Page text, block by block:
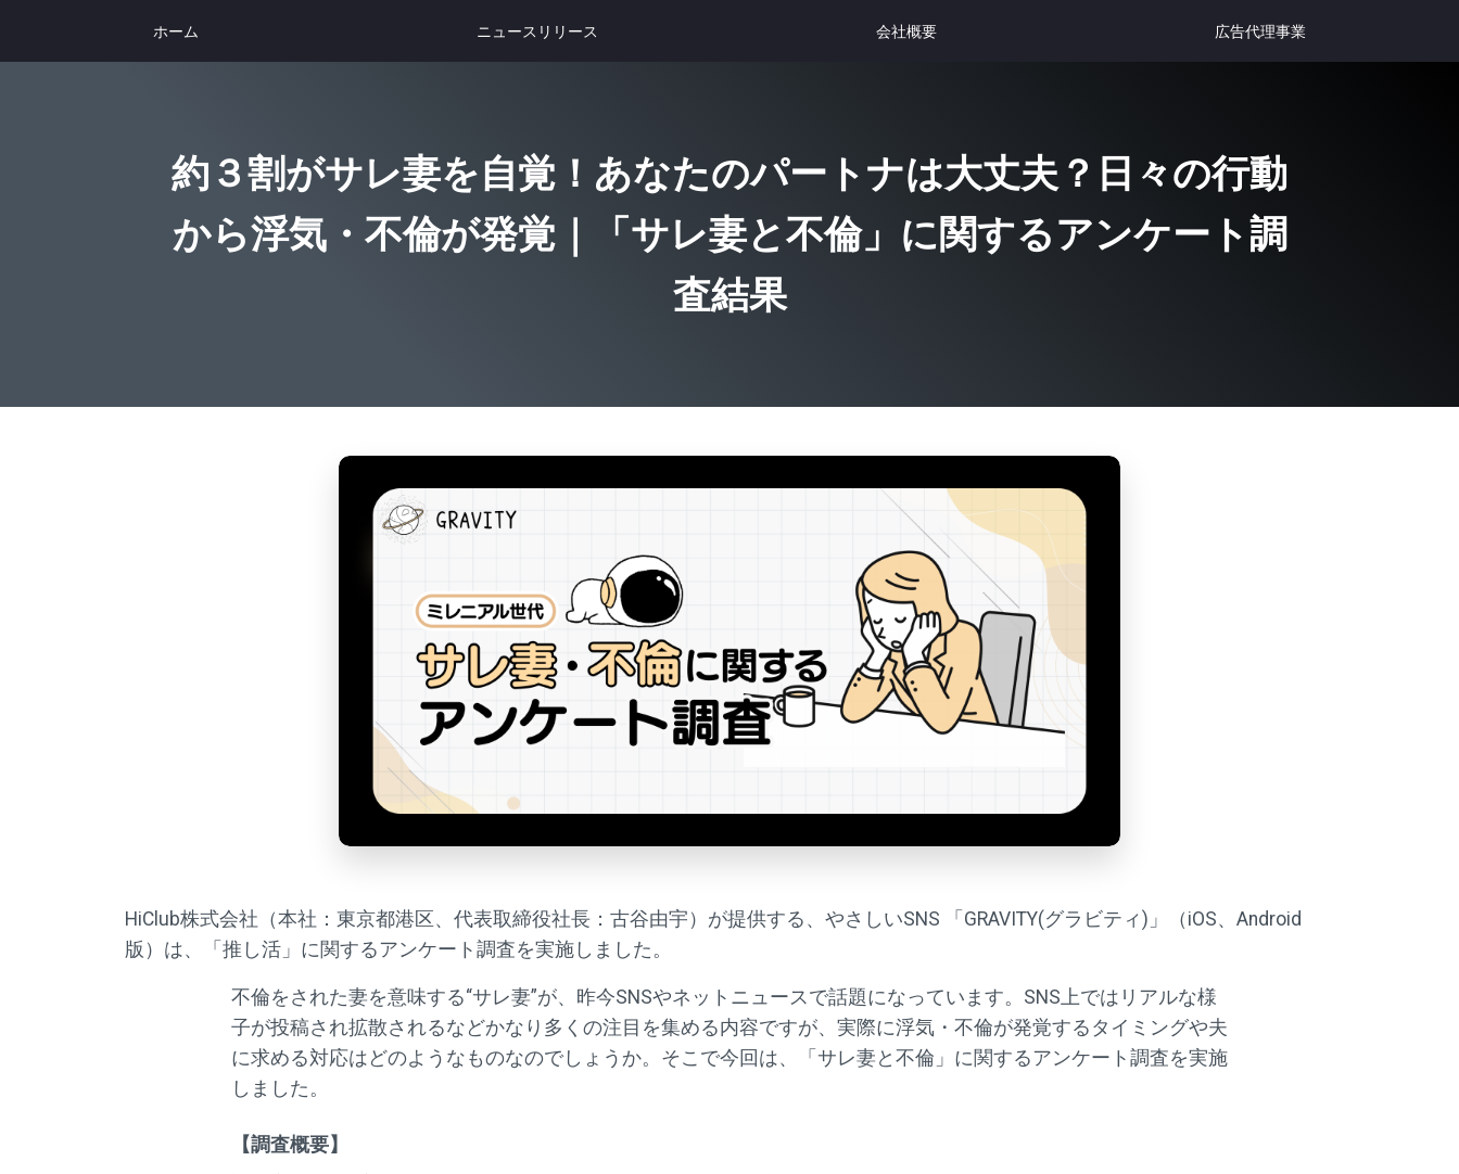
ホーム ニュースリリース 会社概要 広告代理事業
約３割がサレ妻を自覚！あなたのパートナは大丈夫？日々の行動
から浮気・不倫が発覚｜「サレ妻と不倫」に関するアンケート調
査結果
HiClub株式会社（本社：東京都港区、代表取締役社長：古谷由宇）が提供する、やさしいSNS 「GRAVITY(グラビティ)」（iOS、Android
版）は、「推し活」に関するアンケート調査を実施しました。
不倫をされた妻を意味する“サレ妻”が、昨今SNSやネットニュースで話題になっています。SNS上ではリアルな様
子が投稿され拡散されるなどかなり多くの注目を集める内容ですが、実際に浮気・不倫が発覚するタイミングや夫
に求める対応はどのようなものなのでしょうか。そこで今回は、「サレ妻と不倫」に関するアンケート調査を実施
しました。
【調査概要】